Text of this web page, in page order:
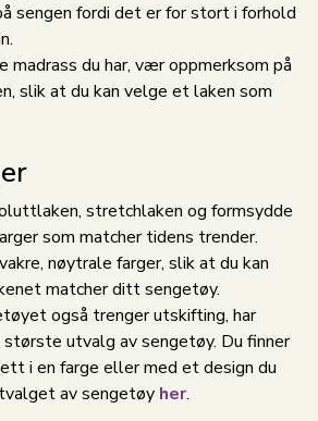
sengen fordi det er for stort i forhold
madrass du har, vær oppmerksom på
slik at du kan velge et laken som
stretchlaken og formsydde
som matcher tidens trender.
nøytrale farger, slik at du kan
matcher ditt sengetøy.
også trenger utskifting, har
utvalg av sengetøy. Du finner
i en farge eller med et design du
av sengetøy her.